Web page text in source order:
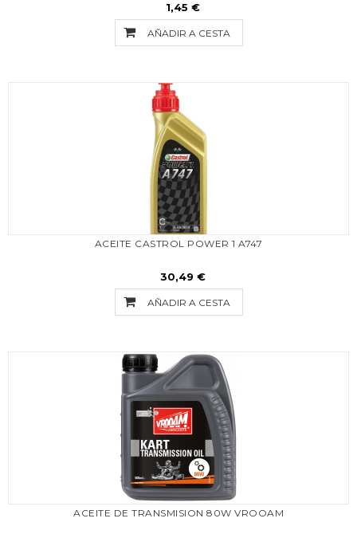
1,45 €
AÑADIR A CESTA
ACEITE CASTROL POWER 1 A747
30,49 €
AÑADIR A CESTA
ACEITE DE TRANSMISION 80W VROOAM